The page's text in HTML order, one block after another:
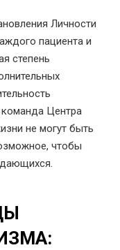
Личности
пациента и
степень
Центра
не могут быть
чтобы